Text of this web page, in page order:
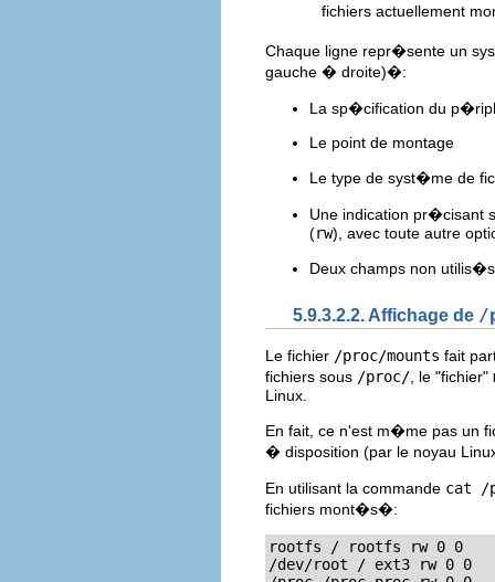
fichiers actuellement
Chaque ligne repr�sente un
gauche � droite)�:
La sp�cification du
Le point de montage
Le type de syst�me de
Une indication pr�cisant
(rw), avec toute autre
Deux champs non
5.9.3.2.2. Affichage de /
Le fichier /proc/mounts fait
fichiers sous /proc/, le "fichier"
Linux.
En fait, ce n'est m�me pas un
� disposition (par le noyau
En utilisant la commande cat /
fichiers mont�s�:
rootfs / rootfs rw 0 0
/dev/root / ext3 rw 0 0